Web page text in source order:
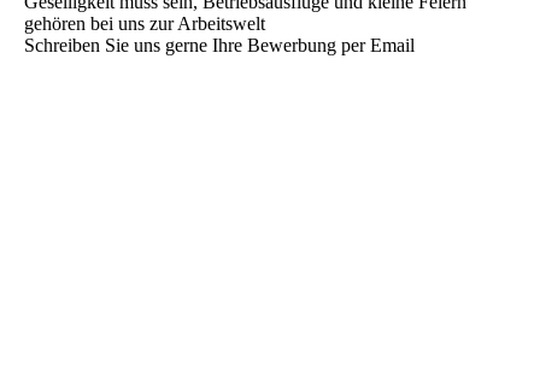
gehören bei uns zur Arbeitswelt
Schreiben Sie uns gerne Ihre Bewerbung per Email